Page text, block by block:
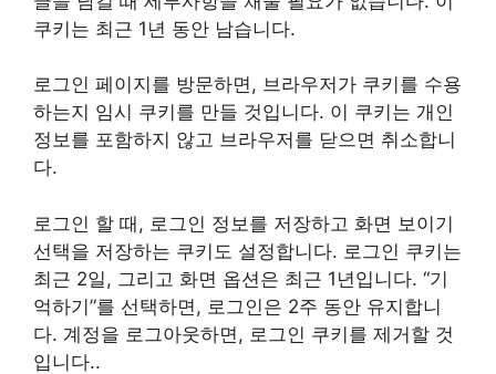
쿠키는 최근 1년 동안 남습니다.
로그인 페이지를 방문하면, 브라우저가 쿠키를 수용
하는지 임시 쿠키를 만들 것입니다. 이 쿠키는 개인
정보를 포함하지 않고 브라우저를 닫으면 취소합니
다.
로그인 할 때, 로그인 정보를 저장하고 화면 보이기
선택을 저장하는 쿠키도 설정합니다. 로그인 쿠키는
최근 2일, 그리고 화면 옵션은 최근 1년입니다. “기
억하기”를 선택하면, 로그인은 2주 동안 유지합니
다. 계정을 로그아웃하면, 로그인 쿠키를 제거할 것
입니다..